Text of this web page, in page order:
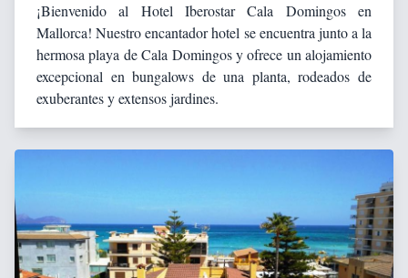
¡Bienvenido al Hotel Iberostar Cala Domingos en
Mallorca! Nuestro encantador hotel se encuentra junto a la
hermosa playa de Cala Domingos y ofrece un alojamiento
excepcional en bungalows de una planta, rodeados de
exuberantes y extensos jardines.